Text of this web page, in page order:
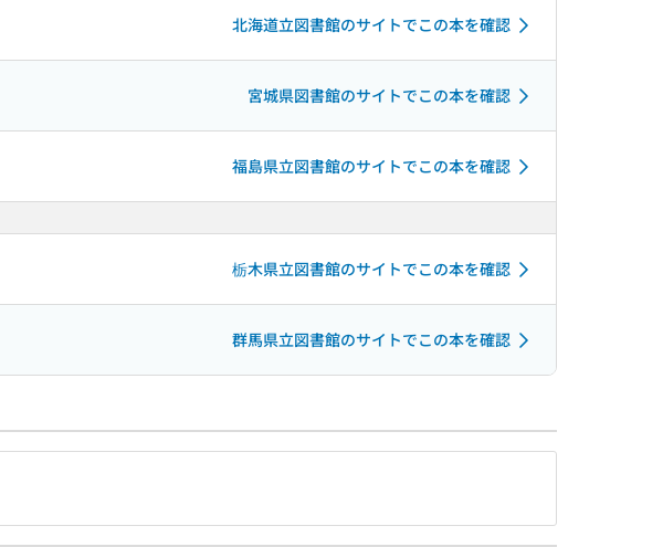
北海道立図書館のサイトでこの本を確認
宮城県図書館のサイトでこの本を確認
福島県立図書館のサイトでこの本を確認
栃木県立図書館のサイトでこの本を確認
群馬県立図書館のサイトでこの本を確認